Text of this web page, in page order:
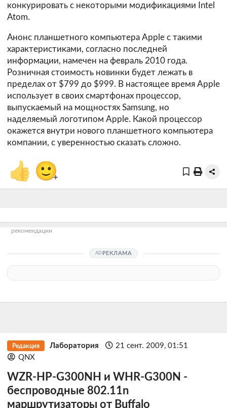
конкурировать с некоторыми модификациями Intel
Atom.
Анонс планшетного компьютера Apple с такими
характеристиками, согласно последней
информации, намечен на февраль 2010 года.
Розничная стоимость новинки будет лежать в
пределах от $799 до $999. В настоящее время Apple
использует в своих смартфонах процессор,
выпускаемый на мощностях Samsung, но
наделяемый логотипом Apple. Какой процессор
окажется внутри нового планшетного компьютера
компании, с уверенностью сказать сложно.
👍 🙂
+
рекомендации
РЕКЛАМА
Редакция Лаборатория
21 сент. 2009, 01:51
QNX
WZR-HP-G300NH и WHR-G300N -
беспроводные 802.11n
маршрутизаторы от Buffalo